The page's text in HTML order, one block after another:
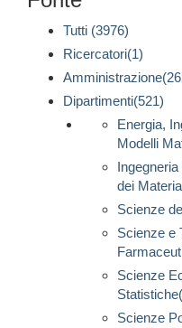
Tutti (3976)
Ricercatori(1)
Dipartimenti(521)
Energia,
Modelli
dei
Scienze
Scienze e
Scienze
Scienze